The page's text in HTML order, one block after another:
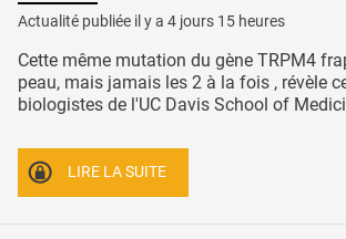
Actualité publiée il y a 4 jours 15 heures
Cette même mutation du gène TRPM4
peau, mais jamais les 2 à la fois , révèle
biologistes de l'UC Davis School of
LIRE LA SUITE